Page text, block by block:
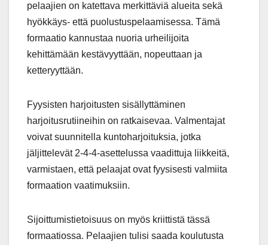
pelaajien on katettava merkittäviä alueita sekä
hyökkäys- että puolustuspelaamisessa. Tämä
formaatio kannustaa nuoria urheilijoita
kehittämään kestävyyttään, nopeuttaan ja
ketteryyttään.
Fyysisten harjoitusten sisällyttäminen
harjoitusrutiineihin on ratkaisevaa. Valmentajat
voivat suunnitella kuntoharjoituksia, jotka
jäljittelevät 2-4-4-asettelussa vaadittuja liikkeitä,
varmistaen, että pelaajat ovat fyysisesti valmiita
formaation vaatimuksiin.
Sijoittumistietoisuus on myös kriittistä tässä
formaatiossa. Pelaajien tulisi saada koulutusta